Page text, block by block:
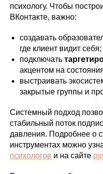
психологу. Чтобы
ВКонтакте, важно:
создавать
где клиент видит себя;
подключать
акцентом на
выстраивать
закрытые группы и
Системный подход
стабильный поток
давления. Подробнее о
инструментах можно
психологов и на сайте